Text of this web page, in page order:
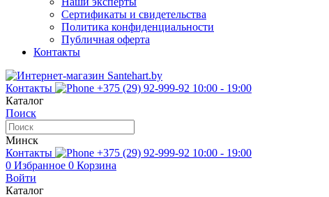
Сертификаты и свидетельства
Политика конфиденциальности
Публичная оферта
Контакты
Контакты +375 (29) 92-999-92 10:00 - 19:00
Каталог
Поиск
Минск
Контакты
+375 (29) 92-999-92 10:00 - 19:00
0 Избранное 0 Корзина
Войти
Каталог